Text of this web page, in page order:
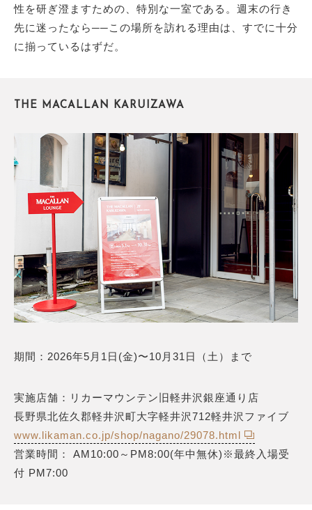
性を研ぎ澄ますための、特別な一室である。週末の行き
先に迷ったなら──この場所を訪れる理由は、すでに十分
に揃っているはずだ。
THE MACALLAN KARUIZAWA
期間：2026年5月1日(金)〜10月31日（土）まで
実施店舗：リカーマウンテン旧軽井沢銀座通り店
長野県北佐久郡軽井沢町大字軽井沢712軽井沢ファイブ
www.likaman.co.jp/shop/nagano/29078.html
営業時間： AM10:00～PM8:00(年中無休)※最終入場受
付 PM7:00